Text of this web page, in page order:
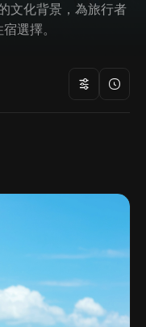
文化背景，為旅行者
選擇。